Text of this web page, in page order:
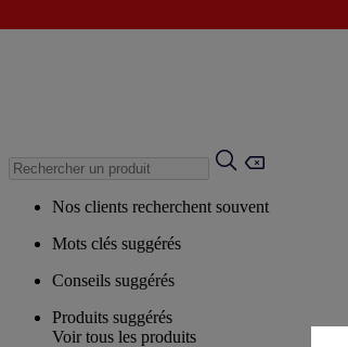
Nos clients recherchent souvent
Mots clés suggérés
Conseils suggérés
Produits suggérés
Voir tous les produits